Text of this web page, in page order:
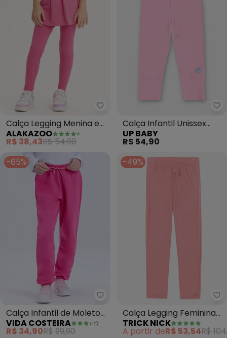
Alakazoo - Calça Legging
Calça Legging Menina em
Malha Cotton (Rosa)
ALAKAZOO
R$ 38,43R$ 54,90
Calça Infantil Unissex
Suedine Rosa
UP BABY
R$ 54,90
-65%
Vida Costeira - Calça Infantil
Calça Infantil de Moletom
Algodão Avulsa (Rosa)
VIDA COSTEIRA
R$ 34,90R$ 99,90
-49%
Calça Legging Feminina
(Rosa)
TRICK NICK
A partir deR$ 53,54R$